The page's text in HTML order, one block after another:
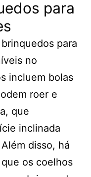
para
para
no
incluem bolas
roer e
que
inclinada
disso, há
os coelhos